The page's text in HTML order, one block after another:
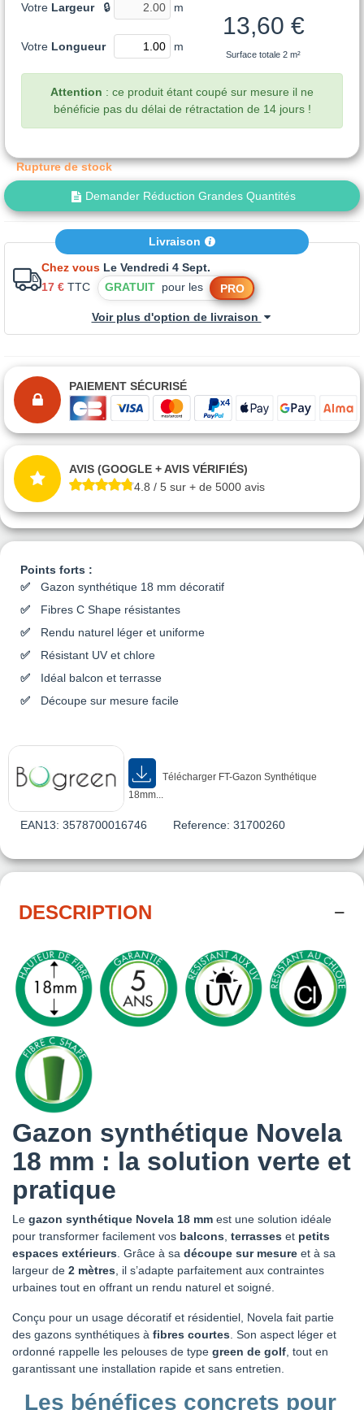
Points forts :
Gazon synthétique 18 mm décoratif
Fibres C Shape résistantes
Rendu naturel léger et uniforme
Résistant UV et chlore
Idéal balcon et terrasse
Découpe sur mesure facile
Télécharger FT-Gazon Synthétique
18mm...
EAN13: 3578700016746 Reference: 31700260
Votre Largeur 🔒 m
Votre Longueur m
13,60 €
Surface totale 2 m²
Attention : ce produit étant coupé sur mesure il ne
bénéficie pas du délai de rétractation de 14 jours !
Rupture de stock
Demander Réduction Grandes Quantités
Livraison
Chez vous Le Vendredi 4 Sept.
17 € TTC GRATUIT pour les PRO
Voir plus d'option de livraison
PAIEMENT SÉCURISÉ
AVIS (GOOGLE + AVIS VÉRIFIÉS)
4.8 / 5 sur + de 5000 avis
DESCRIPTION
Gazon synthétique Novela
18 mm : la solution verte et
pratique
Le gazon synthétique Novela 18 mm est une solution idéale
pour transformer facilement vos balcons, terrasses et petits
espaces extérieurs. Grâce à sa découpe sur mesure et à sa
largeur de 2 mètres, il s’adapte parfaitement aux contraintes
urbaines tout en offrant un rendu naturel et soigné.
Conçu pour un usage décoratif et résidentiel, Novela fait partie
des gazons synthétiques à fibres courtes. Son aspect léger et
ordonné rappelle les pelouses de type green de golf, tout en
garantissant une installation rapide et sans entretien.
Les bénéfices concrets pour